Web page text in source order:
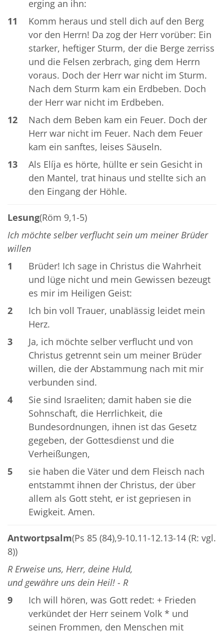
erging an ihn:
11
Komm heraus und stell dich auf den Berg
vor den Herrn! Da zog der Herr vorüber: Ein
starker, heftiger Sturm, der die Berge zerriss
und die Felsen zerbrach, ging dem Herrn
voraus. Doch der Herr war nicht im Sturm.
Nach dem Sturm kam ein Erdbeben. Doch
der Herr war nicht im Erdbeben.
12
Nach dem Beben kam ein Feuer. Doch der
Herr war nicht im Feuer. Nach dem Feuer
kam ein sanftes, leises Säuseln.
13
Als Elíja es hörte, hüllte er sein Gesicht in
den Mantel, trat hinaus und stellte sich an
den Eingang der Höhle.
Lesung(Röm 9,1-5)
Ich möchte selber verflucht sein um meiner Brüder
willen
1
Brüder! Ich sage in Christus die Wahrheit
und lüge nicht und mein Gewissen bezeugt
es mir im Heiligen Geist:
2
Ich bin voll Trauer, unablässig leidet mein
Herz.
3
Ja, ich möchte selber verflucht und von
Christus getrennt sein um meiner Brüder
willen, die der Abstammung nach mit mir
verbunden sind.
4
Sie sind Israeliten; damit haben sie die
Sohnschaft, die Herrlichkeit, die
Bundesordnungen, ihnen ist das Gesetz
gegeben, der Gottesdienst und die
Verheißungen,
5
sie haben die Väter und dem Fleisch nach
entstammt ihnen der Christus, der über
allem als Gott steht, er ist gepriesen in
Ewigkeit. Amen.
Antwortpsalm(Ps 85 (84),9-10.11-12.13-14 (R: vgl.
8))
R Erweise uns, Herr, deine Huld,
und gewähre uns dein Heil! - R
9
Ich will hören, was Gott redet: + Frieden
verkündet der Herr seinem Volk * und
seinen Frommen, den Menschen mit